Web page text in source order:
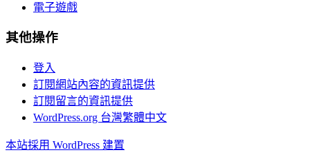
電子遊戲
其他操作
登入
訂閱網站內容的資訊提供
訂閱留言的資訊提供
WordPress.org 台灣繁體中文
本站採用 WordPress 建置